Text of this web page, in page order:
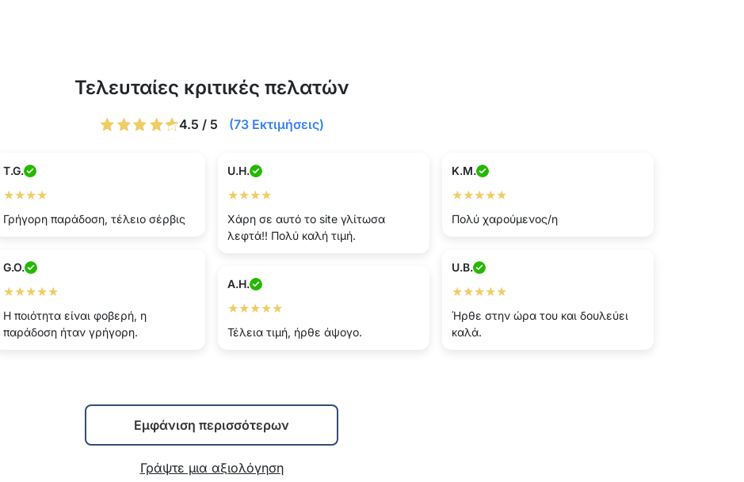
Τελευταίες κριτικές πελατών
4.5 / 5 (73 Εκτιμήσεις)
T.G.
★★★★
Γρήγορη παράδοση, τέλειο σέρβις
U.H.
★★★★
Χάρη σε αυτό το site γλίτωσα
λεφτά!! Πολύ καλή τιμή.
K.M.
★★★★★
Πολύ χαρούμενος/η
G.O.
★★★★★
Η ποιότητα είναι φοβερή, η
παράδοση ήταν γρήγορη.
U.B.
★★★★★
Ήρθε στην ώρα του και δουλεύει
καλά.
A.H.
★★★★★
Τέλεια τιμή, ήρθε άψογο.
Εμφάνιση περισσότερων
Γράψτε μια αξιολόγηση